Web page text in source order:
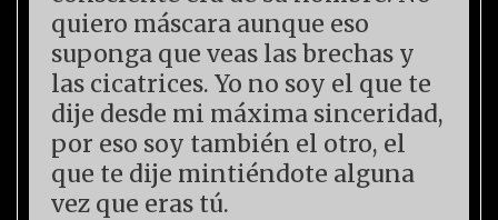
quiero máscara aunque eso
suponga que veas las brechas y
las cicatrices. Yo no soy el que te
dije desde mi máxima sinceridad,
por eso soy también el otro, el
que te dije mintiéndote alguna
vez que eras tú.